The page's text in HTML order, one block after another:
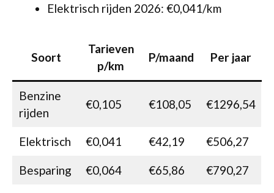
Elektrisch rijden 2026: €0,041/km
Soort
Tarieven
p/km
P/maand Per jaar
Benzine
rijden
€0,105 €108,05 €1296,54
Elektrisch €0,041 €42,19 €506,27
Besparing €0,064 €65,86 €790,27